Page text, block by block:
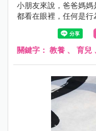
小朋友來說，爸爸媽
都看在眼裡，任何是行
爸爸有一些不好的習
子面前有不好的舉動
吧….有一點心虛，呵呵。
關鍵字： 教養 、 育兒